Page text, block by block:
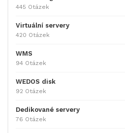
445 Otázek
Virtuální servery
420 Otázek
WMS
94 Otázek
WEDOS disk
92 Otázek
Dedikované servery
76 Otázek